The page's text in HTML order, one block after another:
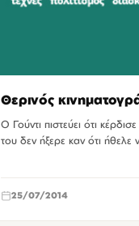
Θερινός
Ο Γούντι πιστεύει ότι
του δεν ήξερε καν ότι ήθελε
25/07/2014